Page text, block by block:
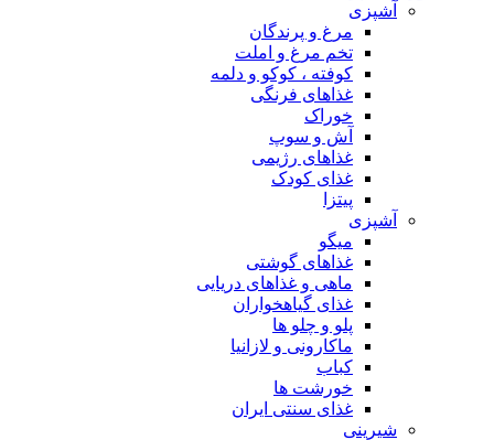
آشپزی
مرغ و پرندگان
تخم مرغ و املت
کوفته ، کوکو و دلمه
غذاهای فرنگی
خوراک
آش و سوپ
غذاهای رژیمی
غذای کودک
پیتزا
آشپزی
میگو
غذاهای گوشتی
ماهی و غذاهای دریایی
غذای گیاهخواران
پلو و چلو ها
ماکارونی و لازانیا
کباب
خورشت ها
غذای سنتی ایران
شیرینی